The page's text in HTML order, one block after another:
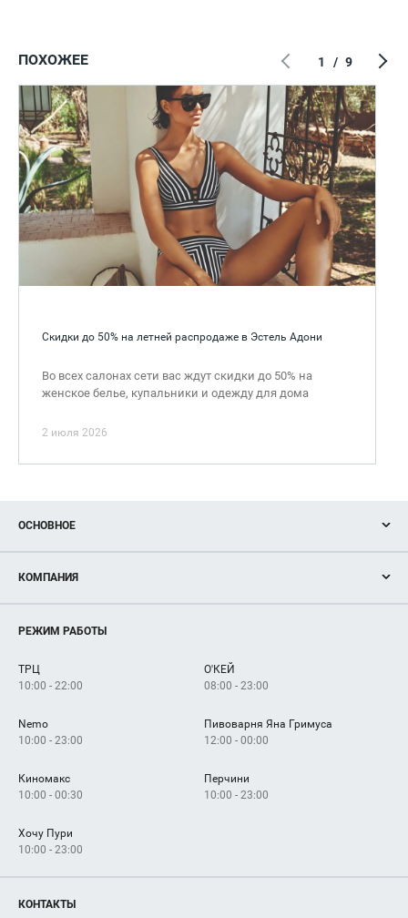
ПОХОЖЕЕ
Скидки до 50% на летней распродаже в Эстель Адони
Во всех салонах сети вас ждут скидки до 50% на
женское белье, купальники и одежду для дома
2 июля 2026
1 / 9
ОСНОВНОЕ
Новости
Магазины
Услуги
КОМПАНИЯ
Рекламодателям
Как добраться
РЕЖИМ РАБОТЫ
ТРЦ
10:00 - 22:00
О'КЕЙ
08:00 - 23:00
Nemo
10:00 - 23:00
Пивоварня Яна Гримуса
12:00 - 00:00
Киномакс
10:00 - 00:30
Перчини
10:00 - 23:00
Хочу Пури
10:00 - 23:00
КОНТАКТЫ